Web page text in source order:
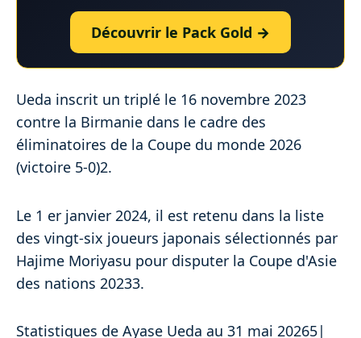
Découvrir le Pack Gold →
Ueda inscrit un triplé le 16 novembre 2023
contre la Birmanie dans le cadre des
éliminatoires de la Coupe du monde 2026
(victoire 5-0)2.
Le 1 er janvier 2024, il est retenu dans la liste
des vingt-six joueurs japonais sélectionnés par
Hajime Moriyasu pour disputer la Coupe d'Asie
des nations 20233.
Statistiques de Ayase Ueda au 31 mai 20265|